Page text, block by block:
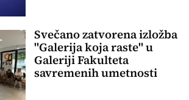
Svečano zatvorena izložba
"Galerija koja raste" u
Galeriji Fakulteta
savremenih umetnosti